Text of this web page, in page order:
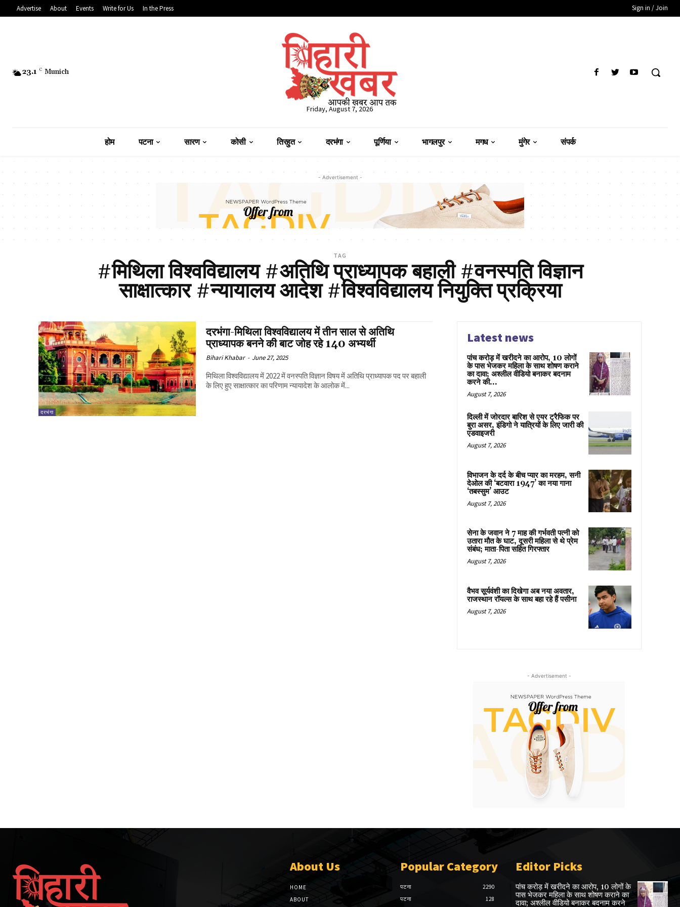
Advertise About Events Write for Us In the Press Sign in / Join
23.1 C Munich
Friday, August 7, 2026
होम पटना सारण कोसी तिरहुत दरभंगा पूर्णिया भागलपुर मगध मुंगेर संपर्क
- Advertisement -
TAG
#मिथिला विश्वविद्यालय #अतिथि प्राध्यापक बहाली #वनस्पति विज्ञान
साक्षात्कार #न्यायालय आदेश #विश्वविद्यालय नियुक्ति प्रक्रिया
दरभंगा
दरभंगा-मिथिला विश्वविद्यालय में तीन साल से अतिथि
प्राध्यापक बनने की बाट जोह रहे 140 अभ्यर्थी
Bihari Khabar - June 27, 2025
मिथिला विश्वविद्यालय में 2022 में वनस्पति विज्ञान विषय में अतिथि प्राध्यापक पद पर बहाली
के लिए हुए साक्षात्कार का परिणाम न्यायादेश के आलोक में...
Latest news
पांच करोड़ में खरीदने का आरोप, 10 लोगों
के पास भेजकर महिला के साथ शोषण कराने
का दावा; अश्लील वीडियो बनाकर बदनाम
करने की...
August 7, 2026
दिल्ली में जोरदार बारिश से एयर ट्रैफिक पर
बुरा असर, इंडिगो ने यात्रियों के लिए जारी की
एडवाइजरी
August 7, 2026
विभाजन के दर्द के बीच प्यार का मरहम, सनी
देओल की ‘बटवारा 1947’ का नया गाना
‘तबस्सुम’ आउट
August 7, 2026
सेना के जवान ने 7 माह की गर्भवती पत्नी को
उतारा मौत के घाट, दूसरी महिला से थे प्रेम
संबंध; माता-पिता सहित गिरफ्तार
August 7, 2026
वैभव सूर्यवंशी का दिखेगा अब नया अवतार,
राजस्थान रॉयल्स के साथ बहा रहे हैं पसीना
August 7, 2026
- Advertisement -
About Us
HOME
ABOUT
Popular Category
पटना
2290
पटना
128
Editor Picks
पांच करोड़ में खरीदने का आरोप, 10 लोगों के
पास भेजकर महिला के साथ शोषण कराने का
दावा; अश्लील वीडियो बनाकर बदनाम करने